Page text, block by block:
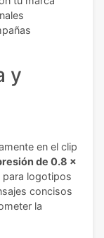
y
en el clip
de 0.8 x
para logotipos
concisos
la